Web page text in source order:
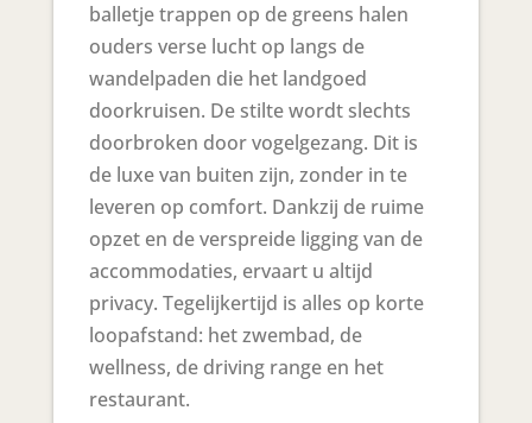
balletje trappen op de greens halen
ouders verse lucht op langs de
wandelpaden die het landgoed
doorkruisen. De stilte wordt slechts
doorbroken door vogelgezang. Dit is
de luxe van buiten zijn, zonder in te
leveren op comfort. Dankzij de ruime
opzet en de verspreide ligging van de
accommodaties, ervaart u altijd
privacy. Tegelijkertijd is alles op korte
loopafstand: het zwembad, de
wellness, de driving range en het
restaurant.